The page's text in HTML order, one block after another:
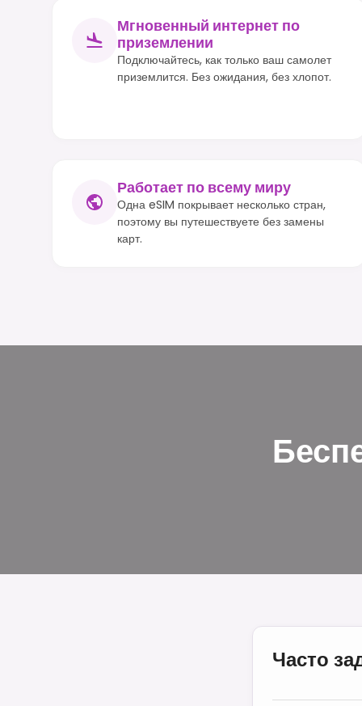
Мгновенный интернет по
приземлении
Подключайтесь, как только ваш самолет
приземлится. Без ожидания, без хлопот.
Работает по всему миру
Одна eSIM покрывает несколько стран,
поэтому вы путешествуете без замены
карт.
Часто